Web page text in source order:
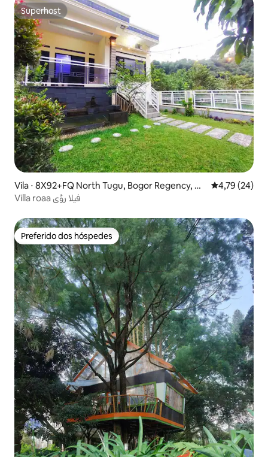
Superhost
Superhost
Vila ⋅ 8X92+FQ North Tugu, Bogor Regency, W
est Java, Indonesia
4,79 de uma
4,79 (24)
Villa roaa فيلا رؤى
Preferido dos hóspedes
Preferido dos hóspedes